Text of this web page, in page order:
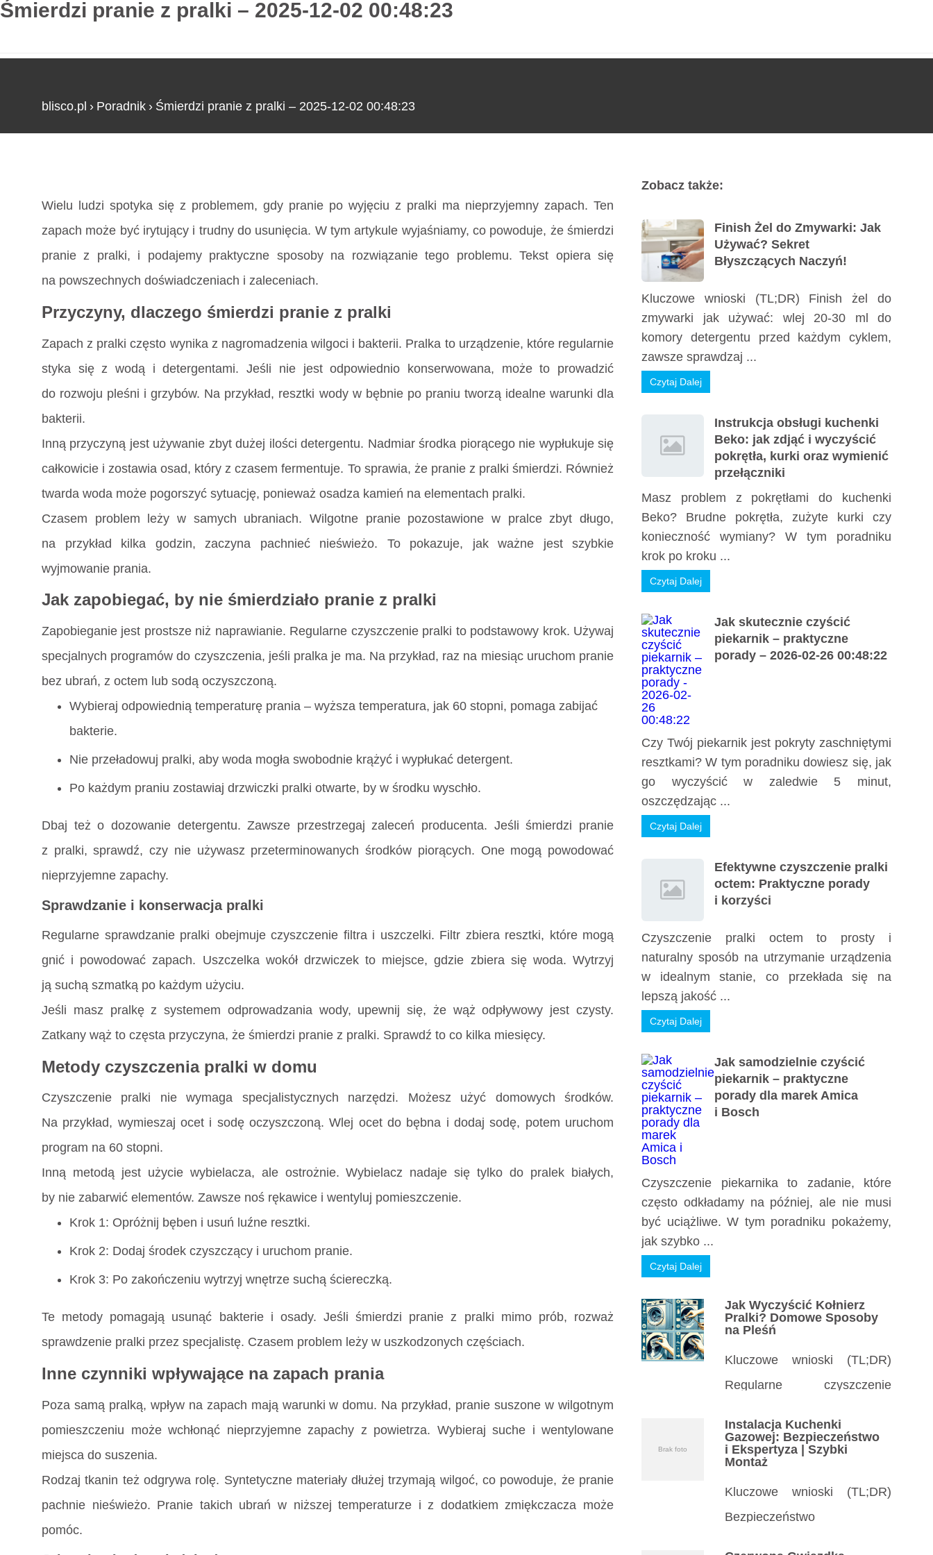
blisco.pl › Poradnik › Śmierdzi pranie z pralki – 2025-12-02 00:48:23
Śmierdzi pranie z pralki – 2025-12-02 00:48:23
Wielu ludzi spotyka się z problemem, gdy pranie po wyjęciu z pralki ma nieprzyjemny zapach. Ten
zapach może być irytujący i trudny do usunięcia. W tym artykule wyjaśniamy, co powoduje, że śmierdzi
pranie z pralki, i podajemy praktyczne sposoby na rozwiązanie tego problemu. Tekst opiera się
na powszechnych doświadczeniach i zaleceniach.
Przyczyny, dlaczego śmierdzi pranie z pralki
Zapach z pralki często wynika z nagromadzenia wilgoci i bakterii. Pralka to urządzenie, które regularnie
styka się z wodą i detergentami. Jeśli nie jest odpowiednio konserwowana, może to prowadzić
do rozwoju pleśni i grzybów. Na przykład, resztki wody w bębnie po praniu tworzą idealne warunki dla
bakterii.
Inną przyczyną jest używanie zbyt dużej ilości detergentu. Nadmiar środka piorącego nie wypłukuje się
całkowicie i zostawia osad, który z czasem fermentuje. To sprawia, że pranie z pralki śmierdzi. Również
twarda woda może pogorszyć sytuację, ponieważ osadza kamień na elementach pralki.
Czasem problem leży w samych ubraniach. Wilgotne pranie pozostawione w pralce zbyt długo,
na przykład kilka godzin, zaczyna pachnieć nieświeżo. To pokazuje, jak ważne jest szybkie
wyjmowanie prania.
Jak zapobiegać, by nie śmierdziało pranie z pralki
Zapobieganie jest prostsze niż naprawianie. Regularne czyszczenie pralki to podstawowy krok. Używaj
specjalnych programów do czyszczenia, jeśli pralka je ma. Na przykład, raz na miesiąc uruchom pranie
bez ubrań, z octem lub sodą oczyszczoną.
Wybieraj odpowiednią temperaturę prania – wyższa temperatura, jak 60 stopni, pomaga zabijać
bakterie.
Nie przeładowuj pralki, aby woda mogła swobodnie krążyć i wypłukać detergent.
Po każdym praniu zostawiaj drzwiczki pralki otwarte, by w środku wyschło.
Dbaj też o dozowanie detergentu. Zawsze przestrzegaj zaleceń producenta. Jeśli śmierdzi pranie
z pralki, sprawdź, czy nie używasz przeterminowanych środków piorących. One mogą powodować
nieprzyjemne zapachy.
Sprawdzanie i konserwacja pralki
Regularne sprawdzanie pralki obejmuje czyszczenie filtra i uszczelki. Filtr zbiera resztki, które mogą
gnić i powodować zapach. Uszczelka wokół drzwiczek to miejsce, gdzie zbiera się woda. Wytrzyj
ją suchą szmatką po każdym użyciu.
Jeśli masz pralkę z systemem odprowadzania wody, upewnij się, że wąż odpływowy jest czysty.
Zatkany wąż to częsta przyczyna, że śmierdzi pranie z pralki. Sprawdź to co kilka miesięcy.
Metody czyszczenia pralki w domu
Czyszczenie pralki nie wymaga specjalistycznych narzędzi. Możesz użyć domowych środków.
Na przykład, wymieszaj ocet i sodę oczyszczoną. Wlej ocet do bębna i dodaj sodę, potem uruchom
program na 60 stopni.
Inną metodą jest użycie wybielacza, ale ostrożnie. Wybielacz nadaje się tylko do pralek białych,
by nie zabarwić elementów. Zawsze noś rękawice i wentyluj pomieszczenie.
Krok 1: Opróżnij bęben i usuń luźne resztki.
Krok 2: Dodaj środek czyszczący i uruchom pranie.
Krok 3: Po zakończeniu wytrzyj wnętrze suchą ściereczką.
Te metody pomagają usunąć bakterie i osady. Jeśli śmierdzi pranie z pralki mimo prób, rozważ
sprawdzenie pralki przez specjalistę. Czasem problem leży w uszkodzonych częściach.
Inne czynniki wpływające na zapach prania
Poza samą pralką, wpływ na zapach mają warunki w domu. Na przykład, pranie suszone w wilgotnym
pomieszczeniu może wchłonąć nieprzyjemne zapachy z powietrza. Wybieraj suche i wentylowane
miejsca do suszenia.
Rodzaj tkanin też odgrywa rolę. Syntetyczne materiały dłużej trzymają wilgoć, co powoduje, że pranie
pachnie nieświeżo. Pranie takich ubrań w niższej temperaturze i z dodatkiem zmiękczacza może
pomóc.
Zobacz także:
Finish Żel do Zmywarki: Jak
Używać? Sekret
Błyszczących Naczyń!
Kluczowe wnioski (TL;DR) Finish żel do
zmywarki jak używać: wlej 20-30 ml do
komory detergentu przed każdym cyklem,
zawsze sprawdzaj ...
Czytaj Dalej
Instrukcja obsługi kuchenki
Beko: jak zdjąć i wyczyścić
pokrętła, kurki oraz wymienić
przełączniki
Masz problem z pokrętłami do kuchenki
Beko? Brudne pokrętła, zużyte kurki czy
konieczność wymiany? W tym poradniku
krok po kroku ...
Czytaj Dalej
Jak skutecznie czyścić
piekarnik – praktyczne
porady – 2026-02-26 00:48:22
Czy Twój piekarnik jest pokryty zaschniętymi
resztkami? W tym poradniku dowiesz się, jak
go wyczyścić w zaledwie 5 minut,
oszczędzając ...
Czytaj Dalej
Efektywne czyszczenie pralki
octem: Praktyczne porady
i korzyści
Czyszczenie pralki octem to prosty i
naturalny sposób na utrzymanie urządzenia
w idealnym stanie, co przekłada się na
lepszą jakość ...
Czytaj Dalej
Jak samodzielnie czyścić
piekarnik – praktyczne
porady dla marek Amica
i Bosch
Czyszczenie piekarnika to zadanie, które
często odkładamy na później, ale nie musi
być uciążliwe. W tym poradniku pokażemy,
jak szybko ...
Czytaj Dalej
Jak Wyczyścić Kołnierz
Pralki? Domowe Sposoby
na Pleśń
Kluczowe wnioski (TL;DR)
Regularne czyszczenie
pleśni, zapachom
i uszkodzeniom uszczelki –
czyść co miesiąc. Proste
środki domowe jak ocet, soda
Brak foto
Instalacja Kuchenki
Gazowej: Bezpieczeństwo
i Ekspertyza | Szybki
Montaż
Kluczowe wnioski (TL;DR)
Bezpieczeństwo